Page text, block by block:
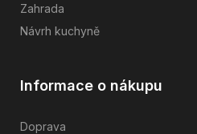
Zahrada
Návrh kuchyně
Informace o nákupu
Doprava